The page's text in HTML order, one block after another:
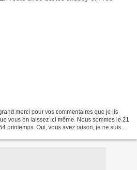
merci pour vos commentaires que je lis
vous en laissez ici même. Nous sommes le 21
printemps. Oui, vous avez raison, je ne suis